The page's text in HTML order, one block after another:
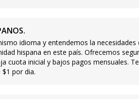
idioma y entendemos la necesidades
hispana en este país. Ofrecemos
cuota inicial y bajos pagos mensuales.
por dia.